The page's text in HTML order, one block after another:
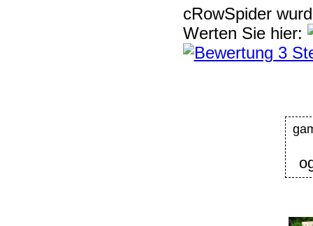
cRowSpider
Werten Sie hier: